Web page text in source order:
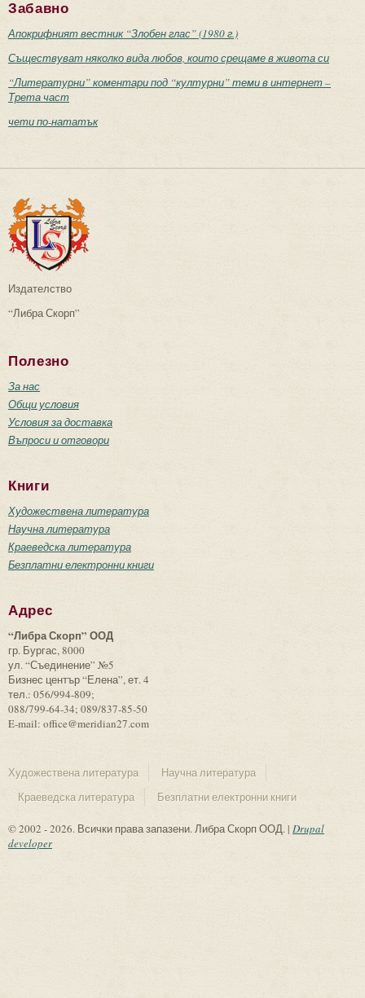
Забавно
Апокрифният вестник “Злобен глас” (1980 г.)
Съществуват няколко вида любов, които срещаме в живота си
“Литературни” коментари под “културни” теми в интернет –
Трета част
чети по-нататък
Издателство
“Либра Скорп”
Полезно
За нас
Общи условия
Условия за доставка
Въпроси и отговори
Книги
Художествена литература
Научна литература
Краеведска литература
Безплатни електронни книги
Адрес
“Либра Скорп” ООД
гр. Бургас, 8000
ул. “Съединение” №5
Бизнес център “Елена”, ет. 4
тел.: 056/994-809;
088/799-64-34; 089/837-85-50
E-mail: office@meridian27.com
Художествена литература
Научна литература
Краеведска литература
Безплатни електронни книги
© 2002 - 2026. Всички права запазени. Либра Скорп ООД. | Drupal
developer